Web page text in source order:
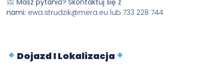
nami: ewa.strudzik@mera.eu lub 733 228 744
Dojazd I Lokalizacja